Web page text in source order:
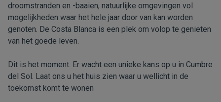
droomstranden en -baaien, natuurlijke omgevingen vol
mogelijkheden waar het hele jaar door van kan worden
genoten. De Costa Blanca is een plek om volop te genieten
van het goede leven.
Dit is het moment. Er wacht een unieke kans op u in Cumbre
del Sol. Laat ons u het huis zien waar u wellicht in de
toekomst komt te wonen